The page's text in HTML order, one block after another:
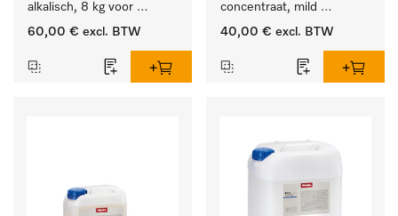
alkalisch, 8 kg voor
behoud van kleur en
was.
60,00 € excl. BTW
concentraat, mild
alkalisch, 5 l voor het
en gevoelig textiel.
40,00 € excl. BTW